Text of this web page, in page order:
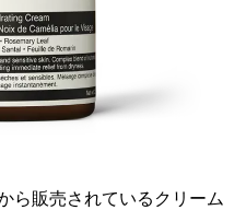
ら販売されているクリーム